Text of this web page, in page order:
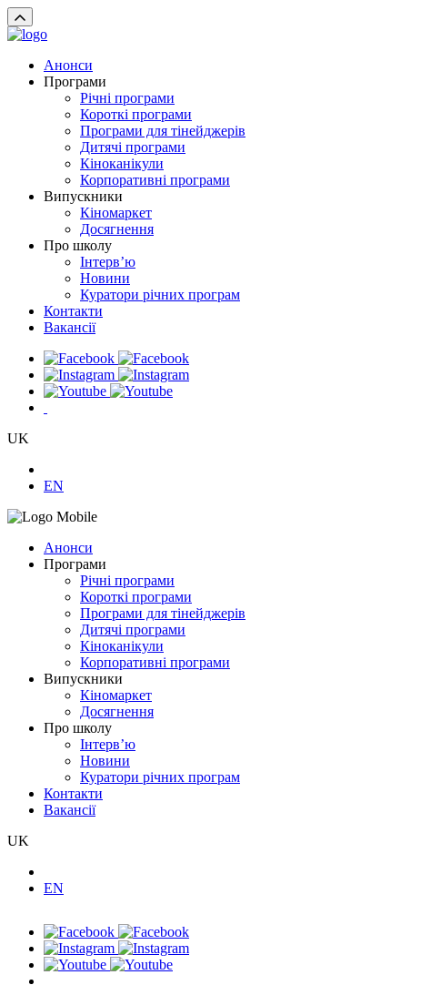
Анонси
Програми
Річні програми
Короткі програми
Програми для тінейджерів
Дитячі програми
Кіноканікули
Корпоративні програми
Випускники
Кіномаркет
Досягнення
Про школу
Інтерв’ю
Новини
Куратори річних програм
Контакти
Вакансії
UK
EN
Анонси
Програми
Річні програми
Короткі програми
Програми для тінейджерів
Дитячі програми
Кіноканікули
Корпоративні програми
Випускники
Кіномаркет
Досягнення
Про школу
Інтерв’ю
Новини
Куратори річних програм
Контакти
Вакансії
UK
EN